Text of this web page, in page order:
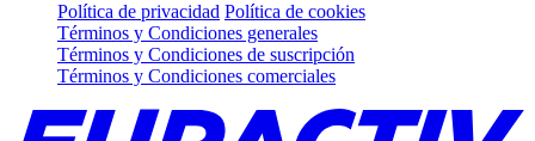
Política de privacidad Política de cookies
Términos y Condiciones generales
Términos y Condiciones de suscripción
Términos y Condiciones comerciales